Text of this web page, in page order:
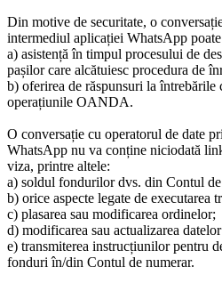
Din motive de securitate, o
intermediul aplicației WhatsApp
a) asistență în timpul procesului de
pașilor care alcătuiesc procedura de
b) oferirea de răspunsuri la
operațiunile OANDA.
O conversație cu operatorul de date
WhatsApp nu va conține niciodată
viza, printre altele:
a) soldul fondurilor dvs. din Contul
b) orice aspecte legate de executarea
c) plasarea sau modificarea ordinelor;
d) modificarea sau actualizarea
e) transmiterea instrucțiunilor pentru
fonduri în/din Contul de numerar.